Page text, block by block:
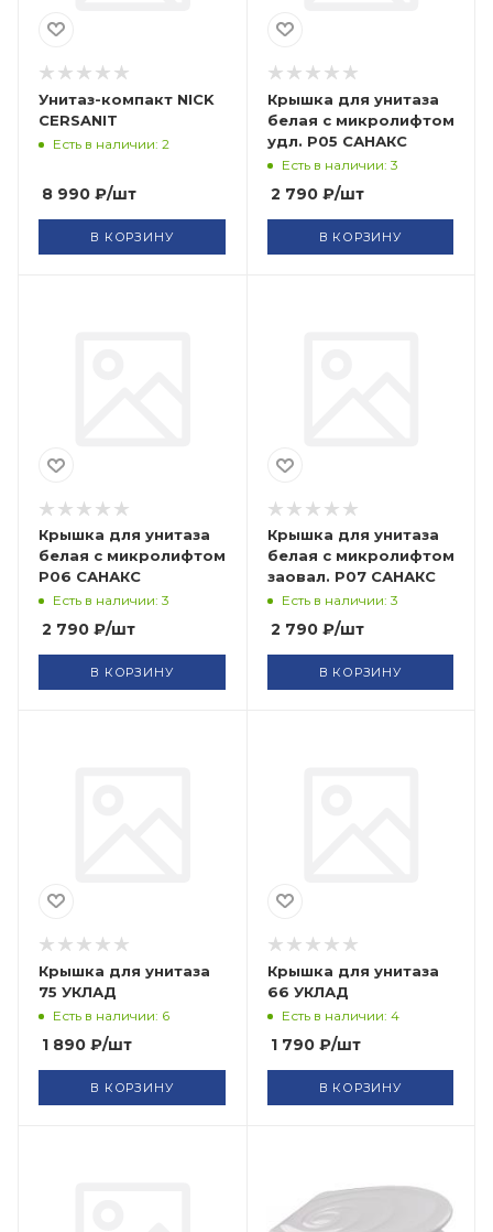
Унитаз-компакт NICK
CERSANIT
Есть в наличии: 2
8 990 ₽/шт
В КОРЗИНУ
Крышка для унитаза
белая с микролифтом
удл. Р05 САНАКС
Есть в наличии: 3
2 790₽/шт
В КОРЗИНУ
Крышка для унитаза
белая с микролифтом
Р06 САНАКС
Есть в наличии: 3
2 790 ₽/шт
В КОРЗИНУ
Крышка для унитаза
белая с микролифтом
заовал. Р07 САНАКС
Есть в наличии: 3
2 790₽/шт
В КОРЗИНУ
Крышка для унитаза
75 УКЛАД
Есть в наличии: 6
1 890 ₽/шт
В КОРЗИНУ
Крышка для унитаза
66 УКЛАД
Есть в наличии: 4
1 790₽/шт
В КОРЗИНУ